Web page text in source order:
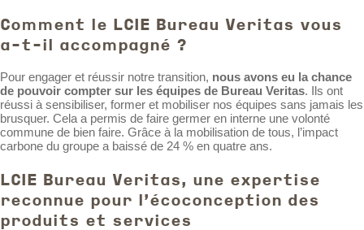
Comment le LCIE Bureau Veritas vous
a-t-il accompagné ?
Pour engager et réussir notre transition, nous avons eu la chance
de pouvoir compter sur les équipes de Bureau Veritas. Ils ont
réussi à sensibiliser, former et mobiliser nos équipes sans jamais les
brusquer. Cela a permis de faire germer en interne une volonté
commune de bien faire. Grâce à la mobilisation de tous, l’impact
carbone du groupe a baissé de 24 % en quatre ans.
LCIE Bureau Veritas, une expertise
reconnue pour l’écoconception des
produits et services